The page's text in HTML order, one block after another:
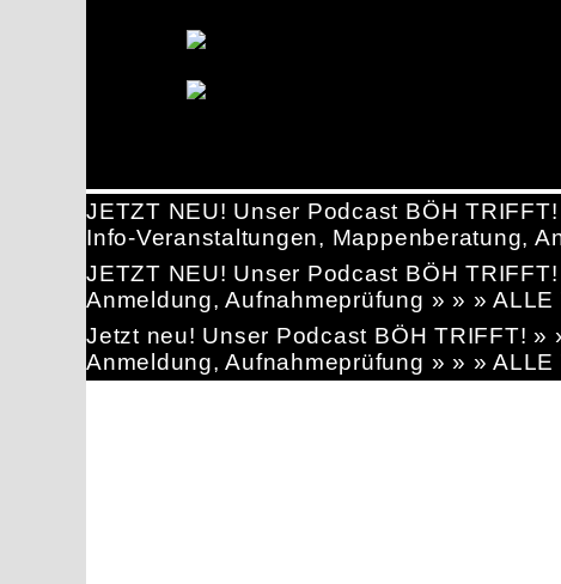
JETZT NEU! Unser Podcast BÖH
Info-Veranstaltungen, Mappenberatung,
JETZT NEU! Unser Podcast BÖH
Anmeldung, Aufnahmeprüfung » » »
Jetzt neu! Unser Podcast BÖH TRIFFT! »
Anmeldung, Aufnahmeprüfung » » »